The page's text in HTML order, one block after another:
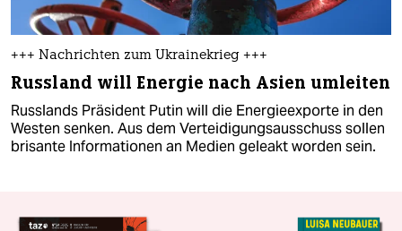
+++ Nachrichten zum Ukrainekrieg +++
Russland will Energie nach Asien umleiten
Russlands Präsident Putin will die Energieexporte in den
Westen senken. Aus dem Verteidigungsausschuss sollen
brisante Informationen an Medien geleakt worden sein.